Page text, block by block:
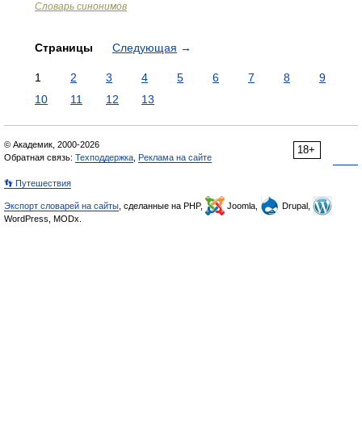
Словарь синонимов
Страницы Следующая →
1 2 3 4 5 6 7 8
9
10
11 12 13
18+
© Академик, 2000-2026
Обратная связь: Техподдержка Реклама на сайте
👣 Путешествия
Экспорт словарей на сайты , сделанные на PHP, Joomla,
Drupal,
WordPress, MODx.